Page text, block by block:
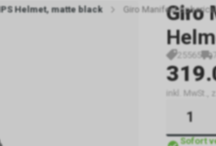
Helmet, matte black Giro ManifestGiro
25565
inkl. MwSt.,
Sofort